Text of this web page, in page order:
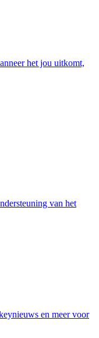
het jou uitkomt,
van het
en meer voor